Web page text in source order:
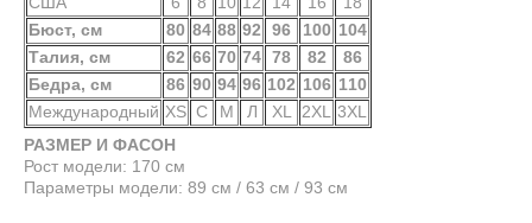
Бюст, см
80 84 88 92 96 100 104
Талия, см
62 66 70 74 78 82
86
Бедра, см
86 90 94 96 102 106 110
Международный XS С М Л XL 2XL
3XL
РАЗМЕР И ФАСОН
Рост модели: 170 см
Параметры модели: 89 см / 63 см / 93 см